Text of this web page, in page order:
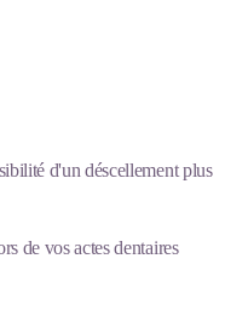
d'un déscellement plus
de vos actes dentaires